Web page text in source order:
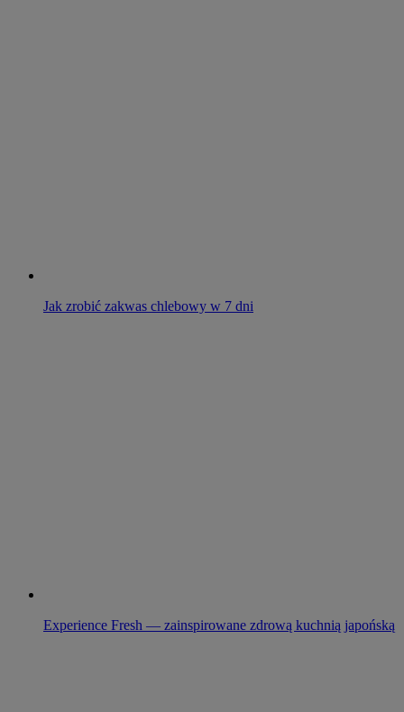
Jak zrobić zakwas chlebowy w 7 dni
Experience Fresh — zainspirowane zdrową kuchnią japońską